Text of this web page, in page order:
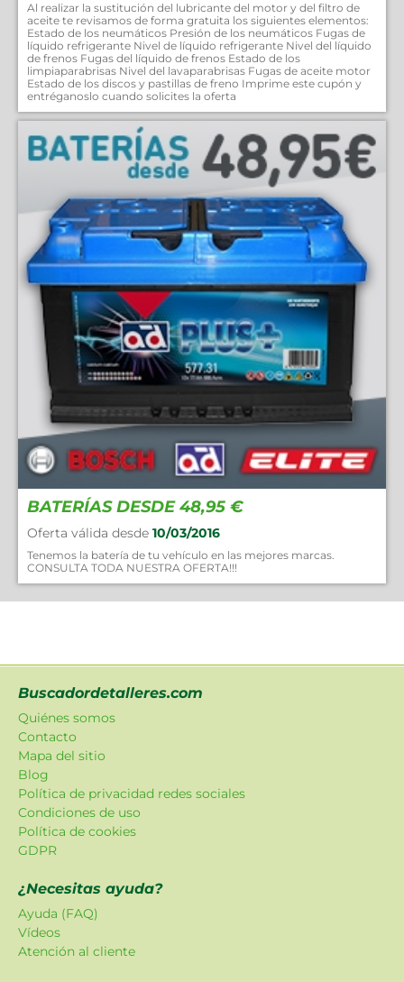
Al realizar la sustitución del lubricante del motor y del filtro de
aceite te revisamos de forma gratuita los siguientes elementos:
Estado de los neumáticos Presión de los neumáticos Fugas de
líquido refrigerante Nivel de líquido refrigerante Nivel del líquido
de frenos Fugas del líquido de frenos Estado de los
limpiaparabrisas Nivel del lavaparabrisas Fugas de aceite motor
Estado de los discos y pastillas de freno Imprime este cupón y
entréganoslo cuando solicites la oferta
BATERÍAS DESDE 48,95 €
Oferta válida desde 10/03/2016
Tenemos la batería de tu vehículo en las mejores marcas.
CONSULTA TODA NUESTRA OFERTA!!!
Buscadordetalleres.com
Quiénes somos
Contacto
Mapa del sitio
Blog
Política de privacidad redes sociales
Condiciones de uso
Política de cookies
GDPR
¿Necesitas ayuda?
Ayuda (FAQ)
Vídeos
Atención al cliente